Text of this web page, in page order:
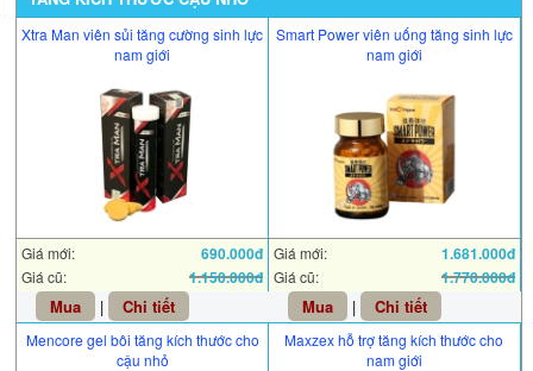
Xtra Man viên sủi tăng cường sinh lực
nam giới
Giá mới: 690.000đ
Giá cũ: 1.150.000đ
Mua | Chi tiết
Smart Power viên uống tăng sinh lực
nam giới
Giá mới: 1.681.000đ
Giá cũ: 1.770.000đ
Mua | Chi tiết
Mencore gel bôi tăng kích thước cho
cậu nhỏ
Maxzex hỗ trợ tăng kích thước cho
nam giới